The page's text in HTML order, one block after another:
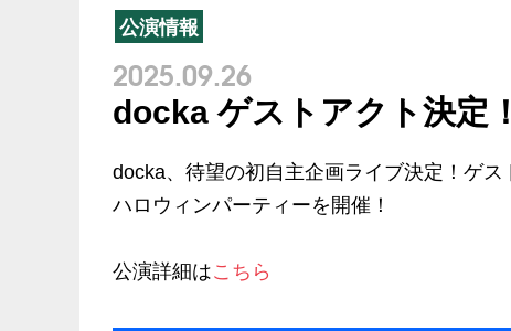
公演情報
2025.09.26
docka ゲストアクト決定！
docka、待望の初自主企画ライブ決定！ゲ
ハロウィンパーティーを開催！
公演詳細はこちら